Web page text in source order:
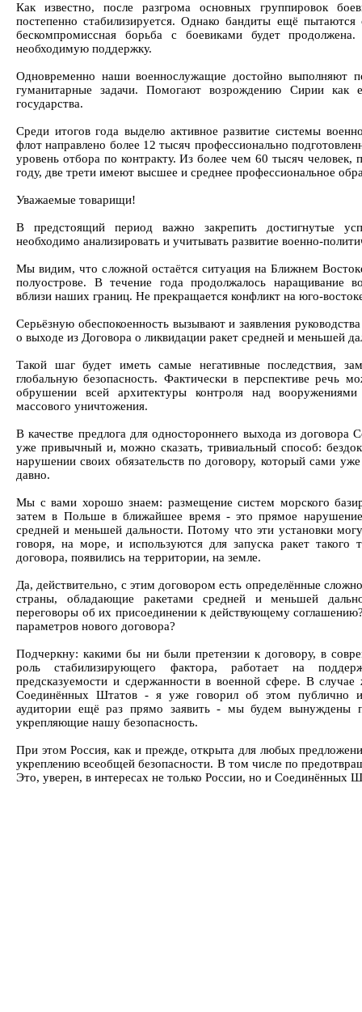
Как известно, после разгрома основных группировок
постепенно стабилизируется. Однако бандиты ещё пытаются
бескомпромиссная борьба с боевиками будет
необходимую поддержку.
Одновременно наши военнослужащие достойно выполняют
гуманитарные задачи. Помогают возрождению Сирии как
государства.
Среди итогов года выделю активное развитие системы
флот направлено более 12 тысяч профессионально
уровень отбора по контракту. Из более чем 60 тысяч
году, две трети имеют высшее и среднее профессиональное
Уважаемые товарищи!
В предстоящий период важно закрепить достигнутые
необходимо анализировать и учитывать развитие военно-
Мы видим, что сложной остаётся ситуация на Ближнем
полуострове. В течение года продолжалось наращивание
вблизи наших границ. Не прекращается конфликт на юго-
Серьёзную обеспокоенность вызывают и заявления
о выходе из Договора о ликвидации ракет средней и меньшей
Такой шаг будет иметь самые негативные последствия,
глобальную безопасность. Фактически в перспективе речь
обрушении всей архитектуры контроля над
массового уничтожения.
В качестве предлога для одностороннего выхода из
уже привычный и, можно сказать, тривиальный способ:
нарушении своих обязательств по договору, который сами
давно.
Мы с вами хорошо знаем: размещение систем морского
затем в Польше в ближайшее время - это прямое
средней и меньшей дальности. Потому что эти установки
говоря, на море, и используются для запуска ракет
договора, появились на территории, на земле.
Да, действительно, с этим договором есть определённые
страны, обладающие ракетами средней и меньшей
переговоры об их присоединении к действующему
параметров нового договора?
Подчеркну: какими бы ни были претензии к договору, в
роль стабилизирующего фактора, работает на
предсказуемости и сдержанности в военной сфере. В
Соединённых Штатов - я уже говорил об этом публично
аудитории ещё раз прямо заявить - мы будем вынуждены
укрепляющие нашу безопасность.
При этом Россия, как и прежде, открыта для любых
укреплению всеобщей безопасности. В том числе по
Это, уверен, в интересах не только России, но и Соединённых